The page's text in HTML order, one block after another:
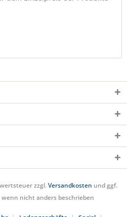
zzgl.Versandkosten und ggf.
nicht anders beschrieben